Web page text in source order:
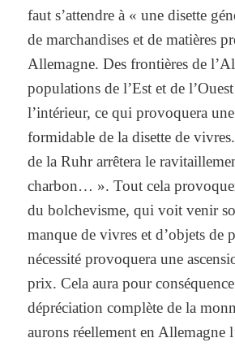
faut s’attendre à « une disette
de marchandises et de matières
Allemagne. Des frontières de
populations de l’Est et de
l’intérieur, ce qui provoquera
formidable de la disette de
de la Ruhr arrêtera le
charbon… ». Tout cela
du bolchevisme, qui voit venir
manque de vivres et d’objets de
nécessité provoquera une
prix. Cela aura pour
dépréciation complète de la
aurons réellement en Allemagne